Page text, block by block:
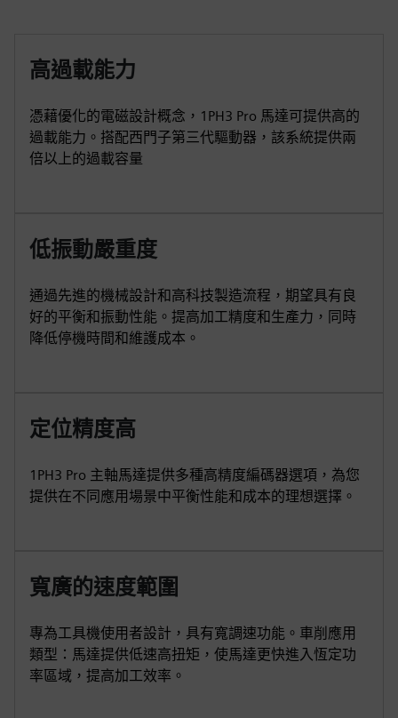
高過載能力
憑藉優化的電磁設計概念，1PH3 Pro 馬達可提供高的
過載能力。搭配西門子第三代驅動器，該系統提供兩
倍以上的過載容量
低振動嚴重度
通過先進的機械設計和高科技製造流程，期望具有良
好的平衡和振動性能。提高加工精度和生產力，同時
降低停機時間和維護成本。
定位精度高
1PH3 Pro 主軸馬達提供多種高精度編碼器選項，為您
提供在不同應用場景中平衡性能和成本的理想選擇。
寬廣的速度範圍
專為工具機使用者設計，具有寬調速功能。車削應用
類型：馬達提供低速高扭矩，使馬達更快進入恆定功
率區域，提高加工效率。